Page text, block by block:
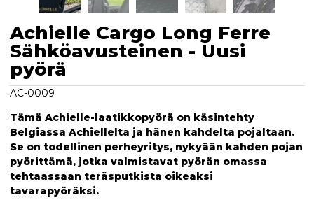
Achielle Cargo Long Ferre
Sähköavusteinen - Uusi
pyörä
AC-0009
Tämä Achielle-laatikkopyörä on käsintehty
Belgiassa Achiellelta ja hänen kahdelta pojaltaan.
Se on todellinen perheyritys, nykyään kahden pojan
pyörittämä, jotka valmistavat pyörän omassa
tehtaassaan teräsputkista oikeaksi
tavarapyöräksi.